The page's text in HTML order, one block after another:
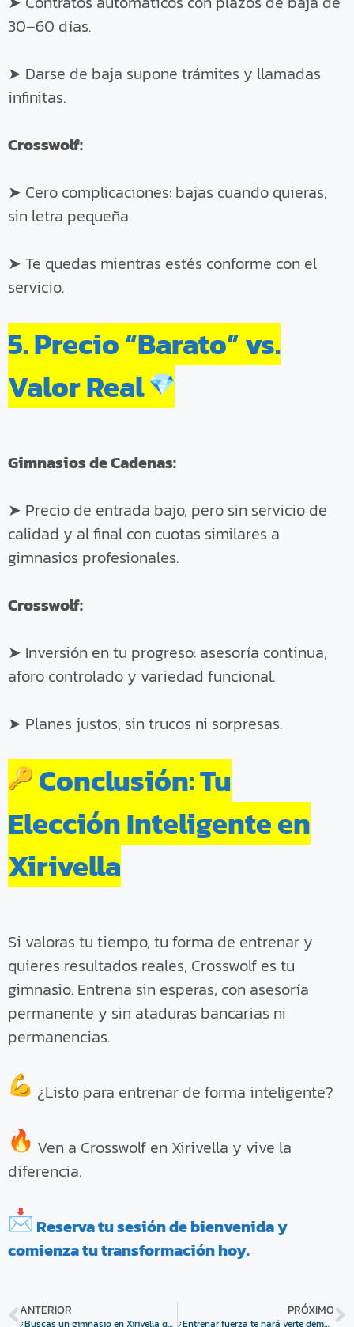
30–60 días.
➤ Darse de baja supone trámites y llamadas
infinitas.
Crosswolf:
➤ Cero complicaciones: bajas cuando quieras,
sin letra pequeña.
➤ Te quedas mientras estés conforme con el
servicio.
5. Precio “Barato” vs.
Valor Real
Gimnasios de Cadenas:
➤ Precio de entrada bajo, pero sin servicio de
calidad y al final con cuotas similares a
gimnasios profesionales.
Crosswolf:
➤ Inversión en tu progreso: asesoría continua,
aforo controlado y variedad funcional.
➤ Planes justos, sin trucos ni sorpresas.
Conclusión: Tu
Elección Inteligente en
Xirivella
Si valoras tu tiempo, tu forma de entrenar y
quieres resultados reales, Crosswolf es tu
gimnasio. Entrena sin esperas, con asesoría
permanente y sin ataduras bancarias ni
permanencias.
¿Listo para entrenar de forma inteligente?
Ven a Crosswolf en Xirivella y vive la
diferencia.
Reserva tu sesión de bienvenida y
comienza tu transformación hoy.
ANTERIOR
¿Buscas un gimnasio en Xirivella que no sea más de lo mismo?
PRÓXIMO
¿Entrenar fuerza te hará verte demasiado musculado? Te explicamos la verdad